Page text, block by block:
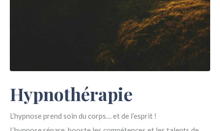
Hypnothérapie
L’hypnose prend soin du corps… et de l’esprit !